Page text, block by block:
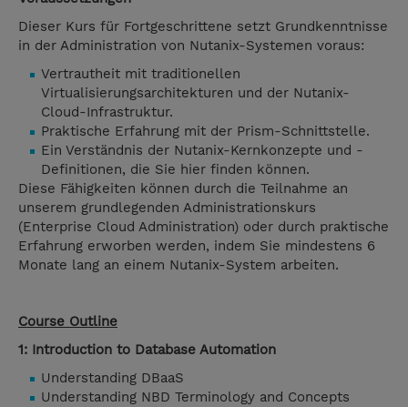
Dieser Kurs für Fortgeschrittene setzt Grundkenntnisse
in der Administration von Nutanix-Systemen voraus:
Vertrautheit mit traditionellen
Virtualisierungsarchitekturen und der Nutanix-
Cloud-Infrastruktur.
Praktische Erfahrung mit der Prism-Schnittstelle.
Ein Verständnis der Nutanix-Kernkonzepte und -
Definitionen, die Sie hier finden können.
Diese Fähigkeiten können durch die Teilnahme an
unserem grundlegenden Administrationskurs
(Enterprise Cloud Administration) oder durch praktische
Erfahrung erworben werden, indem Sie mindestens 6
Monate lang an einem Nutanix-System arbeiten.
Course Outline
1: Introduction to Database Automation
Understanding DBaaS
Understanding NBD Terminology and Concepts